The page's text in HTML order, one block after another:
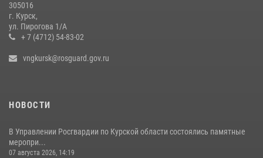
Центральный округ Росгвардии отмечает 105-летие
15 июля 2026, 10:00
305016
г. Курск,
ул. Пирогова 1/А
+ 7 (4712) 54-83-02
vngkursk@rosguard.gov.ru
НОВОСТИ
В Управлении Росгвардии по Курской области состоялись памятные
меропри...
07 августа 2026, 14:19